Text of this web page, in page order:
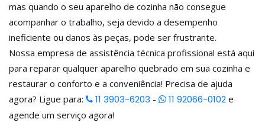
mas quando o seu aparelho de cozinha não consegue
acompanhar o trabalho, seja devido a desempenho
ineficiente ou danos às peças, pode ser frustrante.
Nossa empresa de assistência técnica profissional está aqui
para reparar qualquer aparelho quebrado em sua cozinha e
restaurar o conforto e a conveniência! Precisa de ajuda
agora? Ligue para:
11 3903-6203 - 11 92066-0102 e
agende um serviço agora!